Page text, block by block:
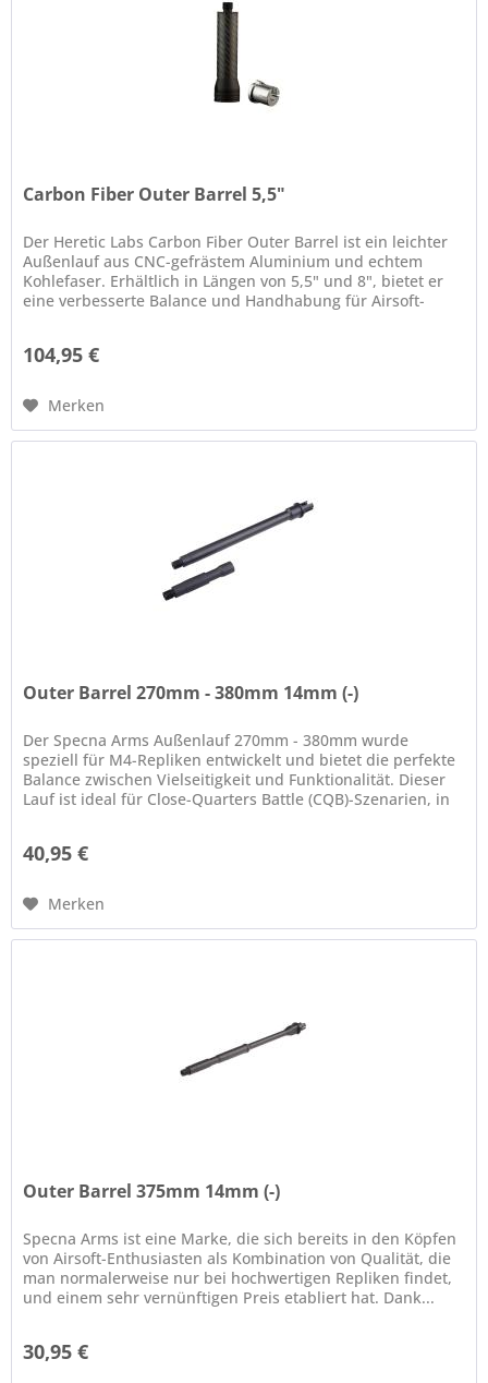
Carbon Fiber Outer Barrel 5,5"
Der Heretic Labs Carbon Fiber Outer Barrel ist ein leichter
Außenlauf aus CNC-gefrästem Aluminium und echtem
Kohlefaser. Erhältlich in Längen von 5,5" und 8", bietet er
eine verbesserte Balance und Handhabung für Airsoft-
104,95 €
Merken
Outer Barrel 270mm - 380mm 14mm (-)
Der Specna Arms Außenlauf 270mm - 380mm wurde
speziell für M4-Repliken entwickelt und bietet die perfekte
Balance zwischen Vielseitigkeit und Funktionalität. Dieser
Lauf ist ideal für Close-Quarters Battle (CQB)-Szenarien, in
40,95 €
Merken
Outer Barrel 375mm 14mm (-)
Specna Arms ist eine Marke, die sich bereits in den Köpfen
von Airsoft-Enthusiasten als Kombination von Qualität, die
man normalerweise nur bei hochwertigen Repliken findet,
und einem sehr vernünftigen Preis etabliert hat. Dank...
30,95 €